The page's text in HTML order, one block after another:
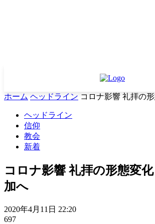
ホーム ヘッドライン コロナ影響 礼拝の
ヘッドライン
信仰
教会
新着
コロナ影響 礼拝の形態変
加へ
2020年4月11日 22:20
697